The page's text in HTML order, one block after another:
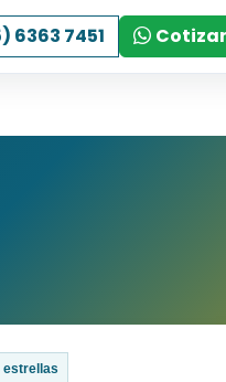
6363 7451
estrellas